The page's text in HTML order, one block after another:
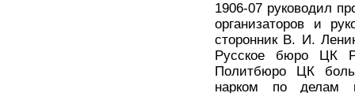
1906-07 руководил
организаторов и
сторонник В. И.
Русское бюро ЦК
Политбюро ЦК
нарком по делам